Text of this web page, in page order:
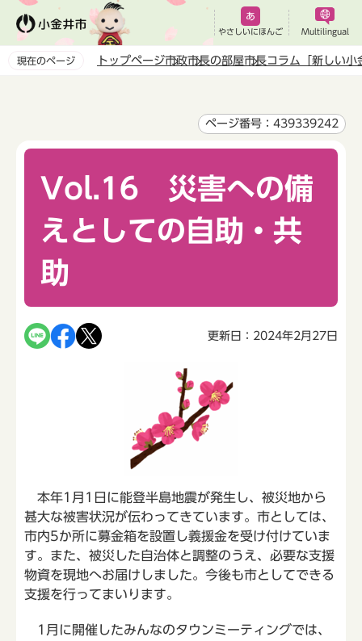
ペ
やさしいにほんご Multilingual
現在のページ トップページ市政市長の部屋市長コラム「新しい小
ページ番号：439339242
Vol.16 災害への備
えとしての自助・共
助
更新日：2024年2月27日
本年1月1日に能登半島地震が発生し、被災地から
甚大な被害状況が伝わってきています。市としては、
市内5か所に募金箱を設置し義援金を受け付けていま
す。また、被災した自治体と調整のうえ、必要な支援
物資を現地へお届けしました。今後も市としてできる
支援を行ってまいります。
1月に開催したみんなのタウンミーティングでは、